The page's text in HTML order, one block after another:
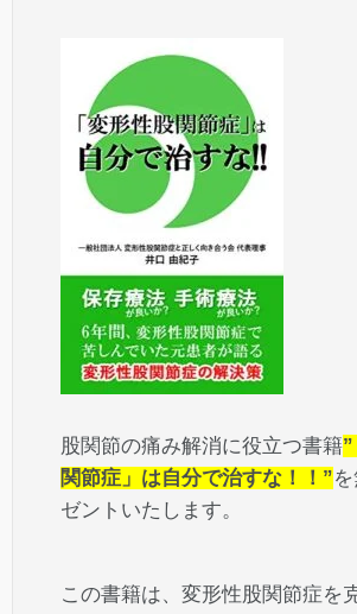
股関節の痛み解消に役立つ書籍
関節症」は自分で治すな！！”
ゼントいたします。
この書籍は、変形性股関節症を